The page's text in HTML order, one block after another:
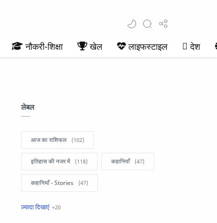
नौकरी-शिक्षा खेल लाइफस्टाइल देश
लेबल
आज का राशिफल
इतिहास की नजर में कहानियाँ
कहानियाँ - Stories
खबरें फटाफट